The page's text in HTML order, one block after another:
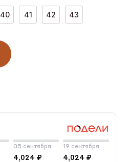
40 41 42 43
05 сентября
4,024 ₽
19 сентября
4,024 ₽